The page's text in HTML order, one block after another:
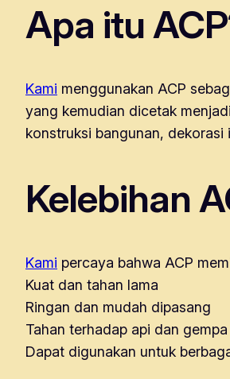
Apa itu
Kami menggunakan ACP
yang kemudian dicetak
konstruksi bangunan, dekorasi
Kelebihan
Kami percaya bahwa ACP
Kuat dan tahan lama
Ringan dan mudah dipasang
Tahan terhadap api dan
Dapat digunakan untuk